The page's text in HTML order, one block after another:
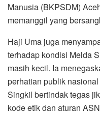
Manusia (BKPSDM)
memanggil yang
Haji Uma juga
terhadap kondisi Melda
masih kecil. Ia
perhatian publik
Singkil bertindak tegas
kode etik dan aturan